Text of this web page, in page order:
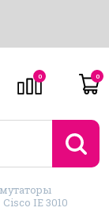
0 0
Cisco IE 3010